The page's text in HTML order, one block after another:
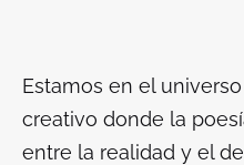
Estamos en el
creativo donde la
entre la realidad y el